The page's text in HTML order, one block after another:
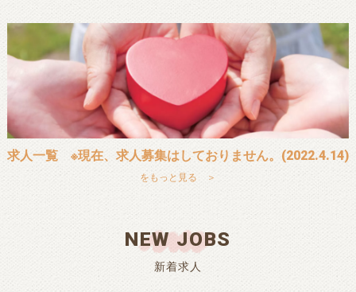
求人一覧 ※現在、求人募集はしておりません。(2022.4.14)
をもっと見る ＞
新着求人
NEW JOBS